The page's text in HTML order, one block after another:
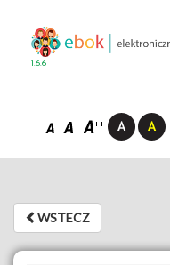
1.6.6
WSTECZWSTECZ